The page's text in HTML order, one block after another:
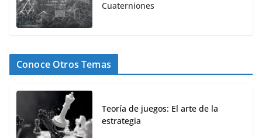
Cuaterniones
Conoce Otros Temas
Teoría de juegos: El arte de la
estrategia